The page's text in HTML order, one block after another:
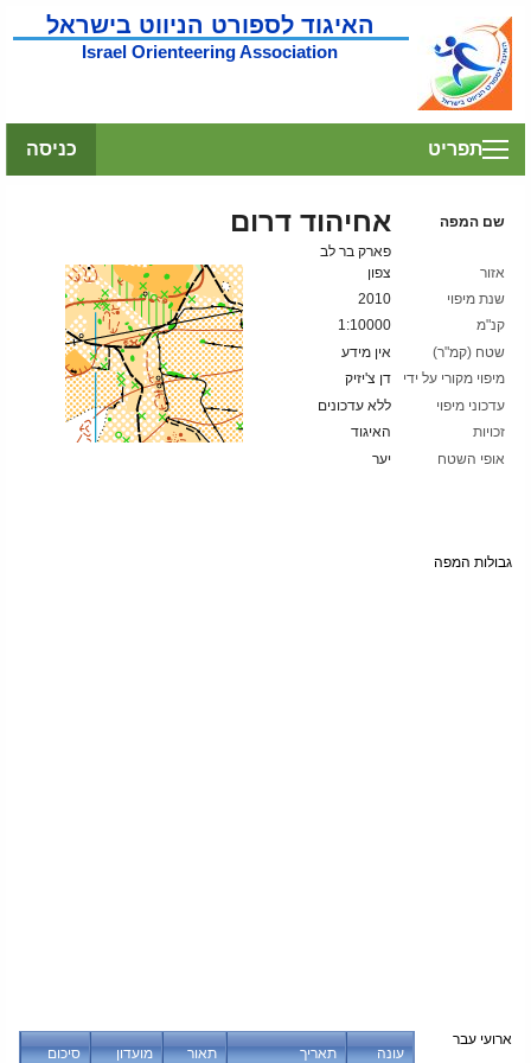
האיגוד לספורט הניווט בישראל
Israel Orienteering Association
כניסה תפריט
שם המפה אחיהוד דרום
פארק בר לב
אזור
צפון
שנת מיפוי
2010
קנ"מ
1:10000
שטח (קמ"ר)
אין מידע
מיפוי מקורי על ידי
דן צ'יזיק
עדכוני מיפוי
ללא עדכונים
זכויות
האיגוד
אופי השטח
יער
גבולות המפה
ארועי עבר
עונה
תאריך תאור מועדון סיכום